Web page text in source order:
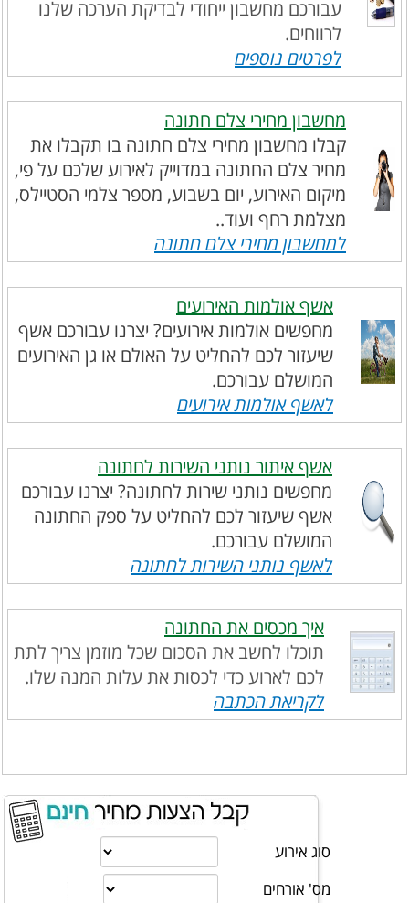
עבורכם מחשבון ייחודי לבדיקת הערכה שלנו
לרווחים.
לפרטים נוספים
מחשבון מחירי צלם חתונה
קבלו מחשבון מחירי צלם חתונה בו תקבלו את
מחיר צלם החתונה במדוייק לאירוע שלכם על פי,
מיקום האירוע, יום בשבוע, מספר צלמי הסטיילס,
מצלמת רחף ועוד..
למחשבון מחירי צלם חתונה
אשף אולמות האירועים
מחפשים אולמות אירועים? יצרנו עבורכם אשף
שיעזור לכם להחליט על האולם או גן האירועים
המושלם עבורכם.
לאשף אולמות אירועים
אשף איתור נותני השירות לחתונה
מחפשים נותני שירות לחתונה? יצרנו עבורכם
אשף שיעזור לכם להחליט על ספק החתונה
המושלם עבורכם.
לאשף נותני השירות לחתונה
איך מכסים את החתונה
תוכלו לחשב את הסכום שכל מוזמן צריך לתת
לכם לארוע כדי לכסות את עלות המנה שלו.
לקריאת הכתבה